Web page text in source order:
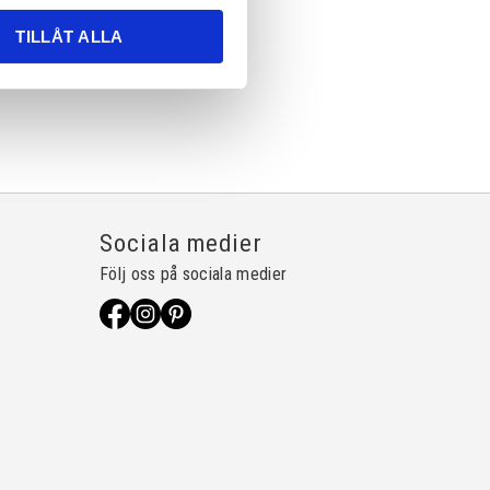
TILLÅT ALLA
Sociala medier
Följ oss på sociala medier